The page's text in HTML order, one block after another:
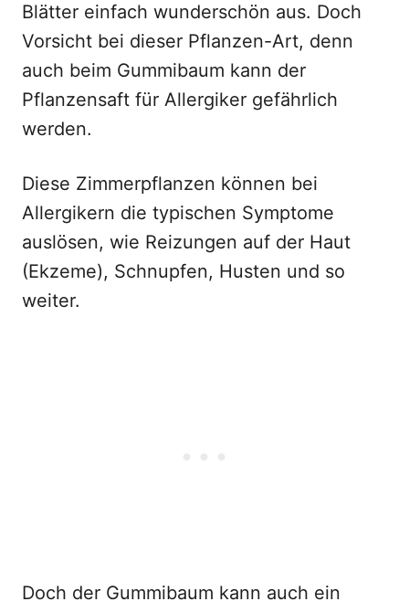
Blätter einfach wunderschön aus. Doch
Vorsicht bei dieser Pflanzen-Art, denn
auch beim Gummibaum kann der
Pflanzensaft für Allergiker gefährlich
werden.
Diese Zimmerpflanzen können bei
Allergikern die typischen Symptome
auslösen, wie Reizungen auf der Haut
(Ekzeme), Schnupfen, Husten und so
weiter.
Doch der Gummibaum kann auch ein